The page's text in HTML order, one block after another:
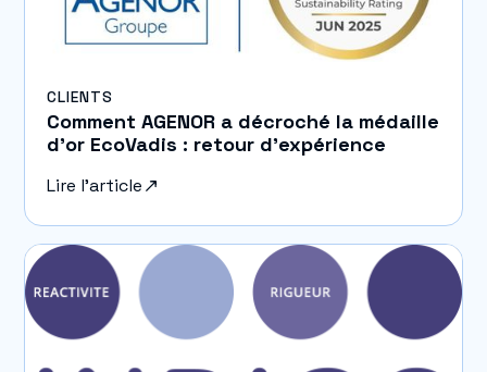
CLIENTS
Comment AGENOR a décroché la médaille
d’or EcoVadis : retour d’expérience
Lire l'article